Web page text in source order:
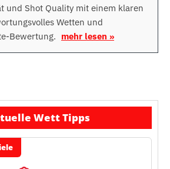
und Shot Quality mit einem klaren
Wetten und
Bewertung. mehr lesen »
Wett Tipps